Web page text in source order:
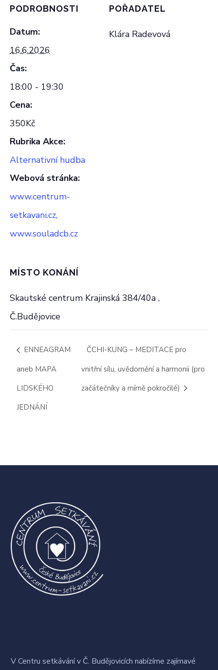
PODROBNOSTI
Datum:
16.6.2026
Čas:
18:00 - 19:30
Cena:
350Kč
Rubrika Akce:
Alternativní hudba
Webová stránka:
www.centrum-
setkavani.cz,
www.souladcb.cz
POŘADATEL
Klára Radevová
MÍSTO KONÁNÍ
Skautské centrum Krajinská 384/40a ,
Č.Budějovice
ENNEAGRAM
aneb MAPA
LIDSKÉHO
JEDNÁNÍ
ČCHI-KUNG – MEDITACE pro
vnitřní sílu, uvědomění a harmonii (pro
začátečníky a mírně pokročilé)
V Centru setkávání v Č. Budějovicích nabízíme zajímavé